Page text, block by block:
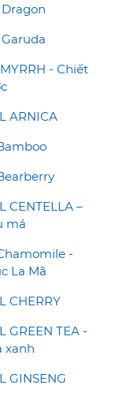
- Chiết
ARNICA
CENTELLA –
má
-
La Mã
CHERRY
GREEN TEA -
xanh
GINSENG